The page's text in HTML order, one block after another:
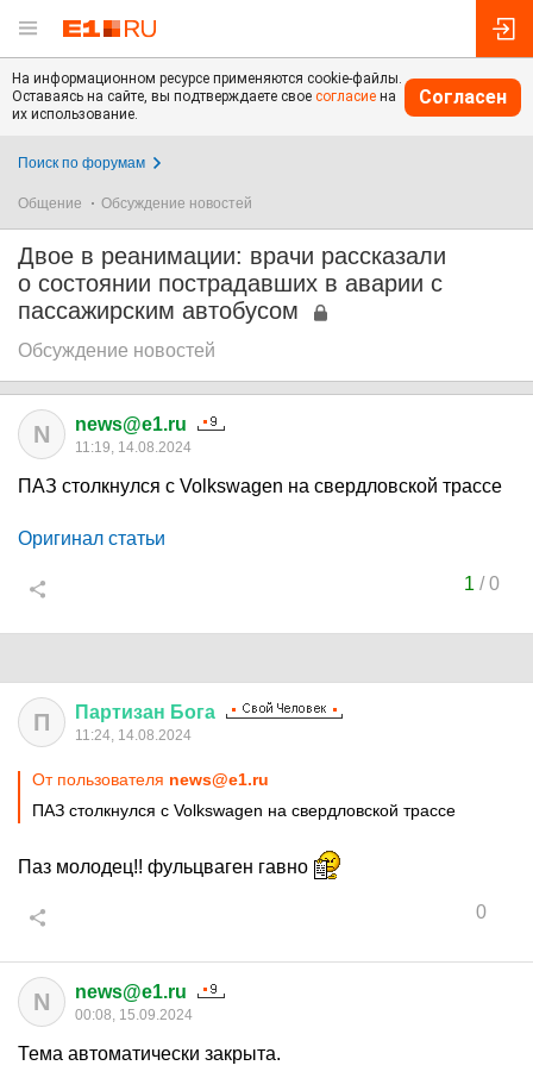
На информационном ресурсе применяются cookie-файлы.
Оставаясь на сайте, вы подтверждаете свое согласие на
их использование.
Согласен
Поиск по форумам
Общение Обсуждение новостей
Двое в реанимации: врачи рассказали
о состоянии пострадавших в аварии с
пассажирским автобусом
Обсуждение новостей
N news@e1.ru
11:19, 14.08.2024
ПАЗ столкнулся с Volkswagen на свердловской трассе
Оригинал статьи
1 /0
П Партизан Бога
11:24, 14.08.2024
От пользователя news@e1.ru
ПАЗ столкнулся с Volkswagen на свердловской трассе
Паз молодец!! фульцваген гавно
0
N news@e1.ru
00:08, 15.09.2024
Тема автоматически закрыта.